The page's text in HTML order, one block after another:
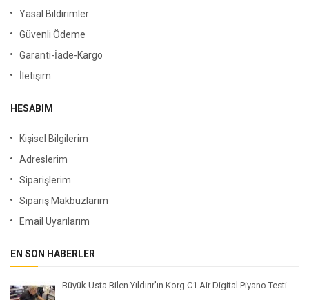
Yasal Bildirimler
Güvenli Ödeme
Garanti-İade-Kargo
İletişim
HESABIM
Kişisel Bilgilerim
Adreslerim
Siparişlerim
Sipariş Makbuzlarım
Email Uyarılarım
EN SON HABERLER
Büyük Usta Bilen Yıldırır'ın Korg C1 Air Digital Piyano Testi